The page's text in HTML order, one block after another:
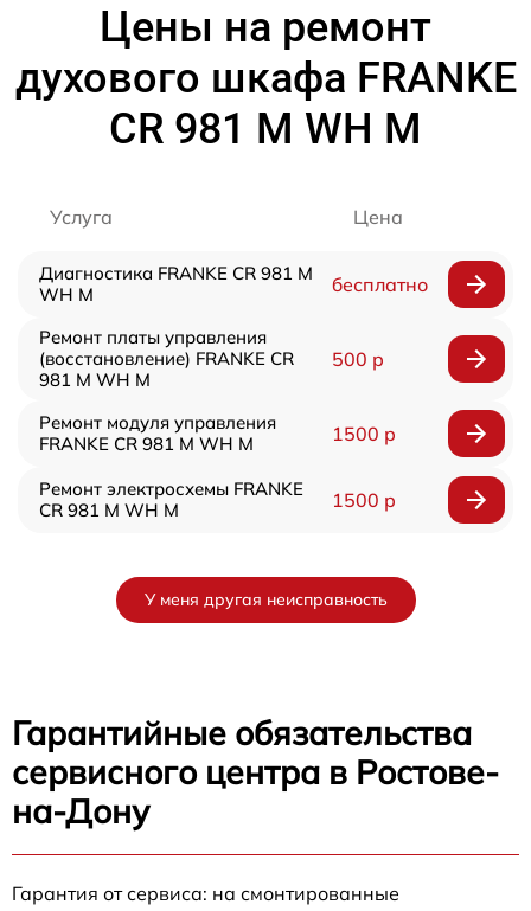
Цены на ремонт
духового шкафа FRANKE
CR 981 M WH M
Услуга Цена
Диагностика FRANKE CR 981 M
WH M
бесплатно
Ремонт платы управления
(восстановление) FRANKE CR
981 M WH M
500 р
Ремонт модуля управления
FRANKE CR 981 M WH M
1500 р
Ремонт электросхемы FRANKE
CR 981 M WH M
1500 р
У меня другая неисправность
Гарантийные обязательства
сервисного центра в Ростове-
на-Дону
Гарантия от сервиса: на смонтированные